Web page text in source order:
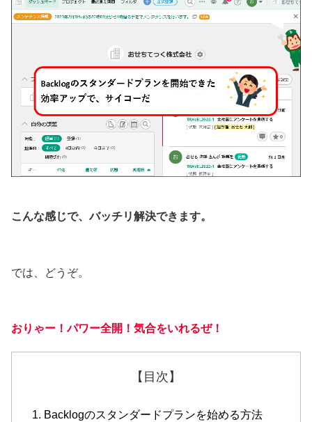
こんな感じで、バッチリ解決できます。
では、どうぞ。
おりゃー！パワー全開！ 気合をいれるぜ！
【目次】
1. Backlogのスタンダードプランを始める方法